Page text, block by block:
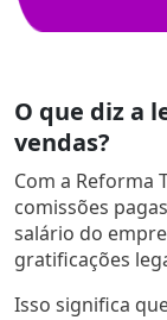
O que diz a
vendas?
Com a Reforma
comissões
salário do
gratificações
Isso significa